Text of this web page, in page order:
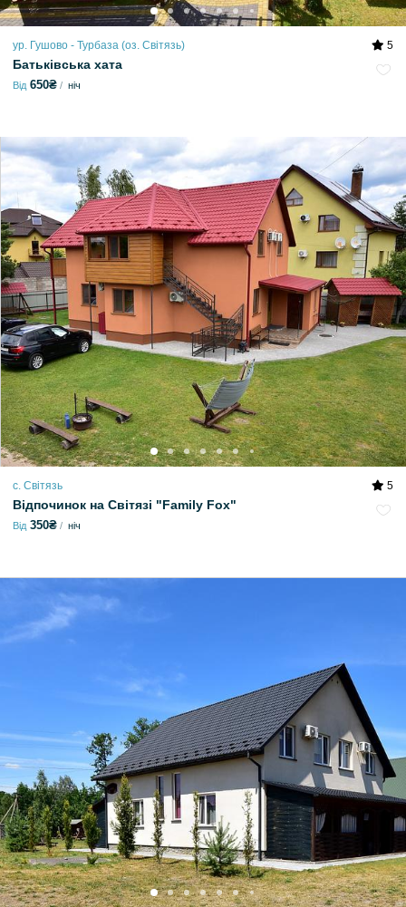
ур. Гушово - Турбаза (оз. Світязь) 5
Батьківська хата
Від 650₴ ніч
с. Світязь 5
Відпочинок на Світязі "Family Fox"
Від 350₴ ніч